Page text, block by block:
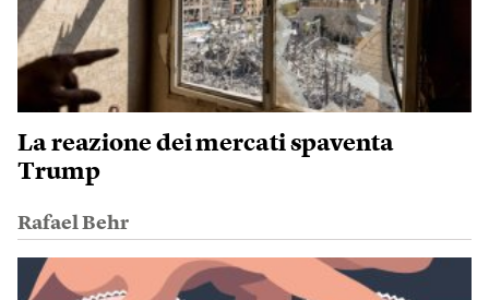
La reazione dei mercati spaventa
Trump
Rafael Behr